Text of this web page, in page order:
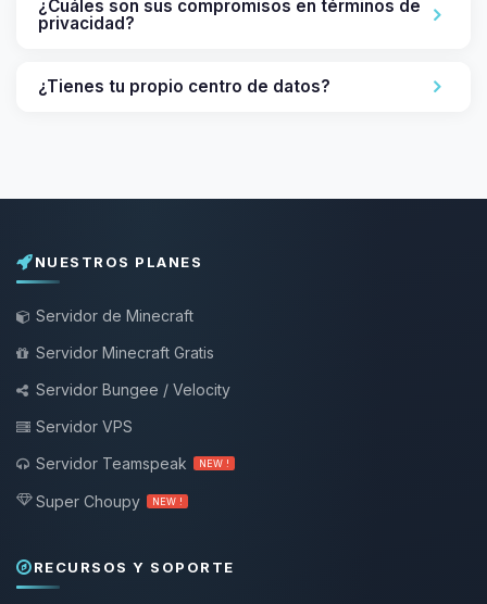
¿Cuáles son sus compromisos en términos de
privacidad?
¿Tienes tu propio centro de datos?
NUESTROS PLANES
Servidor de Minecraft
Servidor Minecraft Gratis
Servidor Bungee / Velocity
Servidor VPS
Servidor Teamspeak
NEW !
Super Choupy NEW !
RECURSOS Y SOPORTE